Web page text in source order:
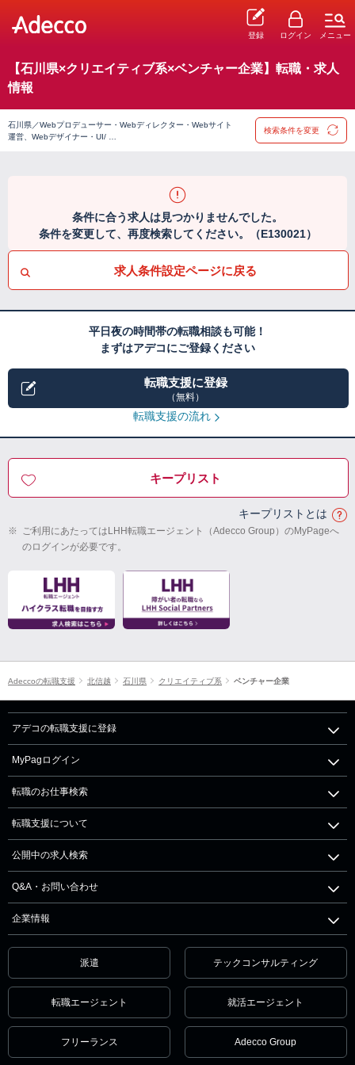
登録 ログイン メニュー
【石川県×クリエイティブ系×ベンチャー企業】転職・求人
情報
石川県／Webプロデューサー・Webディレクター・Webサイト
運営、Webデザイナー・UI/ …
検索条件を変更
条件に合う求人は見つかりませんでした。
条件を変更して、再度検索してください。（E130021）
求人条件設定ページに戻る
平日夜の時間帯の転職相談も可能！
まずはアデコにご登録ください
転職支援に登録
（無料）
転職支援の流れ
キープリスト
キープリストとは
※ ご利用にあたってはLHH転職エージェント（Adecco Group）のMyPageへ
のログインが必要です。
Adeccoの転職支援 北信越 石川県 クリエイティブ系 ベンチャー企業
アデコの転職支援に登録
MyPagログイン
転職のお仕事検索
転職支援について
公開中の求人検索
Q&A・お問い合わせ
企業情報
派遣 テックコンサルティング
転職エージェント 就活エージェント
フリーランス Adecco Group